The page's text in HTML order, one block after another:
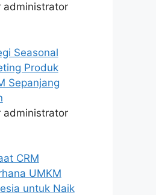
administrator
Seasonal
Produk
Sepanjang
administrator
CRM
UMKM
untuk Naik